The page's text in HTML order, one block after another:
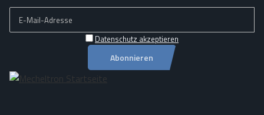
Datenschutz akzeptieren
Abonnieren